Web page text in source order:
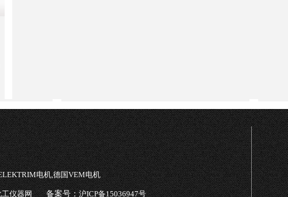
电机,德国VEM电机
工仪器网 备案号：沪ICP备15036947号